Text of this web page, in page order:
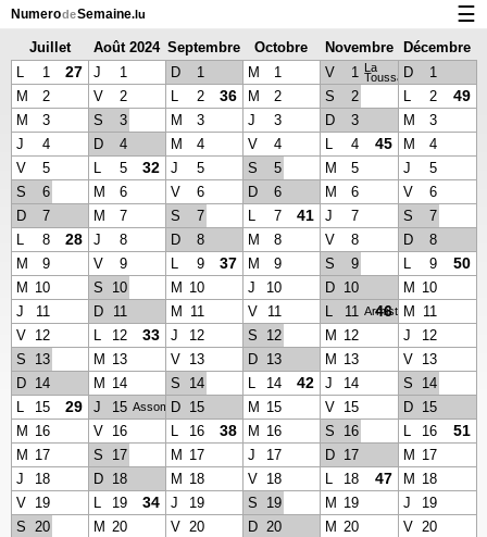
NumerodeSemaine.lu
Calendrier avec jours fériés et numéro des semaines
À propos de NumeroDeSemaine.lu
Confidentialité et cookies
☰
Juillet
2024
Août 2024 Septembre
2024
Octobre
2024
Novembre
2024
Décembre
2024
L 1 27 J 1 D 1 M 1 V 1 La
Toussaint
D
1
M
2 V 2 L 2 36 M 2 S 2 L 2 49
M 3 S 3 M 3 J 3 D 3 M
3
J
4 D 4 M 4 V 4 L 4 45 M
4
V
5 L 5 32 J 5 S 5 M 5 J
5
S
6 M 6 V 6 D 6 M 6 V
6
D
7 M 7 S 7 L 7 41 J 7 S
7
L
8 28 J 8 D 8 M 8 V 8 D
8
M
9 V 9 L 9 37 M 9 S 9 L 9 50
M 10 S 10 M 10 J 10 D 10 M 10
J
11 D 11 M 11 V 11 L 11 46
Armistice
M
11
V 12 L 12 33 J 12 S 12 M 12 J
12
S
13 M 13 V 13 D 13 M 13 V 13
D 14 M 14 S 14 L 14 42 J 14 S
14
L
15 29 J 15 Assomption
D 15 M 15 V 15 D 15
M 16 V 16 L 16 38 M 16 S 16 L 16 51
M 17 S 17 M 17 J 17 D 17 M 17
J
18 D 18 M 18 V 18 L 18 47 M 18
V 19 L 19 34 J 19 S 19 M 19 J
19
S 20 M 20 V 20 D 20 M 20 V 20